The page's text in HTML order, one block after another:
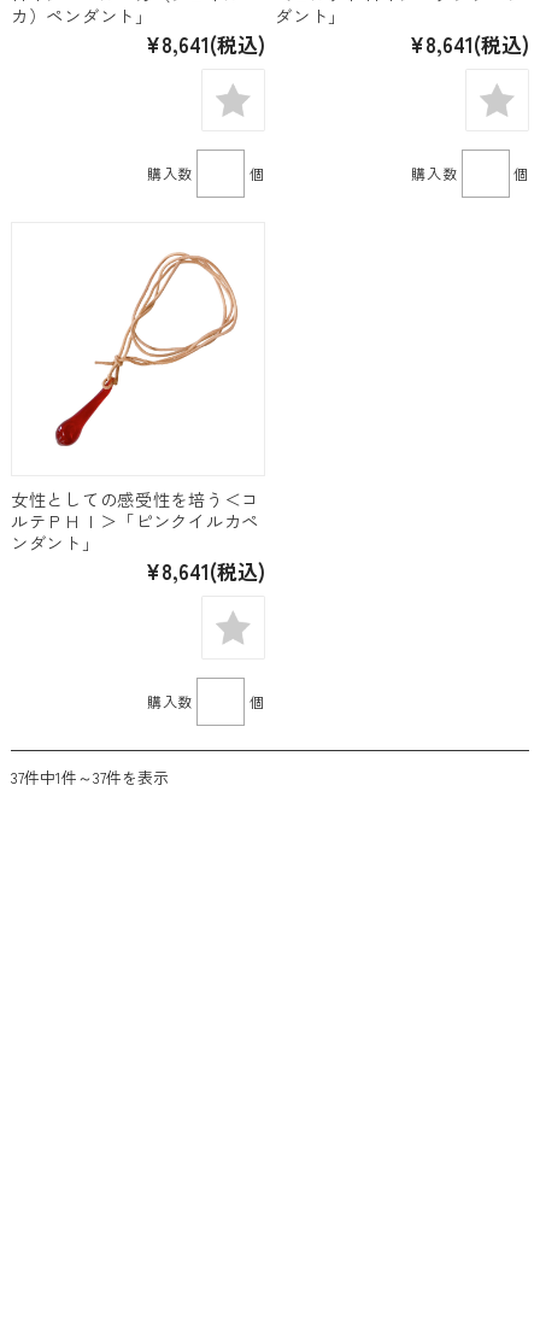
カ）ペンダント」
¥8,641(税込)
購入数 個
ダント」
¥8,641(税込)
購入数 個
女性としての感受性を培う＜コ
ルテＰＨＩ＞「ピンクイルカペ
ンダント」
¥8,641(税込)
購入数 個
37件中1件～37件を表示